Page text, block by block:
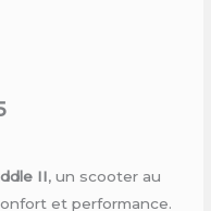
II, un scooter au
et performance.